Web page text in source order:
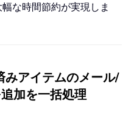
な時間節約が実現しま
アイテムのメール/
加を一括処理